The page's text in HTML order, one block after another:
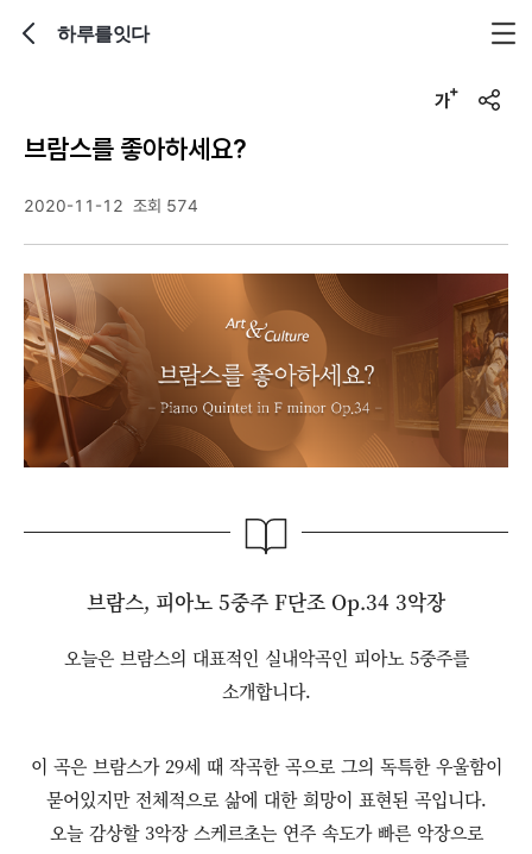
하루를잇다
u
브람스를 좋아하세요?
2020-11-12 조회 574
브람스, 피아노 5중주 F단조 Op.34 3악장
오늘은 브람스의 대표적인 실내악곡인 피아노 5중주를
소개합니다.
이 곡은 브람스가 29세 때 작곡한 곡으로 그의 독특한 우울함이
묻어있지만 전체적으로 삶에 대한 희망이 표현된 곡입니다.
오늘 감상할 3악장 스케르초는 연주 속도가 빠른 악장으로